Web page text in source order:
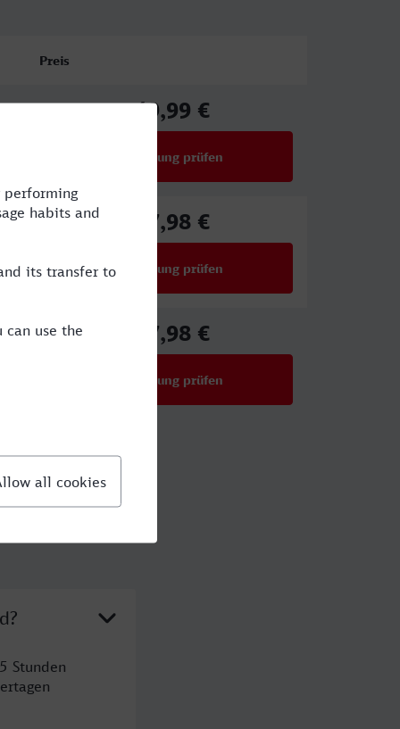
Preis
49,99 €
Verbindung prüfen
67,98 €
Verbindung prüfen
67,98 €
Verbindung prüfen
Stunden